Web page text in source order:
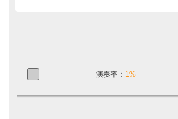
演奏率： 1%